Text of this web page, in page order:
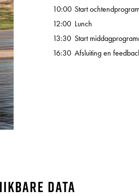
10:00 Start
12:00 Lunch
13:30 Start
16:30 Afsluiting en
data